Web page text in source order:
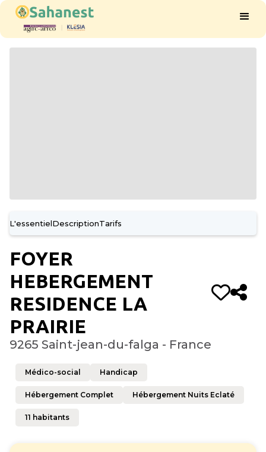
L'essentielDescriptionTarifs
FOYER
HEBERGEMENT
RESIDENCE LA
PRAIRIE
9265 Saint-jean-du-falga - France
Médico-social Handicap
Hébergement Complet Hébergement Nuits Eclaté
11 habitants